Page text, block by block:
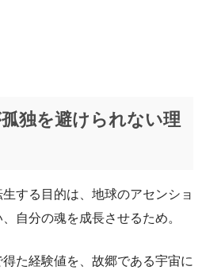
独を避けられない理
する目的は、地球のアセンショ
自分の魂を成長させるため。
た経験値を、故郷である宇宙に